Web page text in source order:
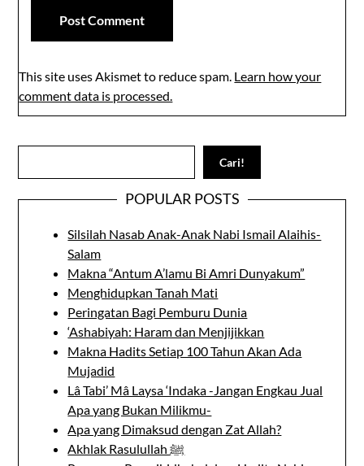
This site uses Akismet to reduce spam. Learn how your
comment data is processed.
Cari!
POPULAR POSTS
Silsilah Nasab Anak-Anak Nabi Ismail Alaihis-
Salam
Makna “Antum A’lamu Bi Amri Dunyakum”
Menghidupkan Tanah Mati
Peringatan Bagi Pemburu Dunia
‘Ashabiyah: Haram dan Menjijikkan
Makna Hadits Setiap 100 Tahun Akan Ada
Mujadid
Lâ Tabi’ Mâ Laysa ‘Indaka -Jangan Engkau Jual
Apa yang Bukan Milikmu-
Apa yang Dimaksud dengan Zat Allah?
Akhlak Rasulullah ﷺ